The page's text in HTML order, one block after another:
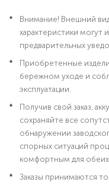
Внимание! Внешний
характеристики могут
предварительных
Приобретенные
бережном уходе и
эксплуатации.
Получив свой заказ,
сохраняйте все
обнаружении
спорных ситуаций
комфортным для
Заказы принимаются